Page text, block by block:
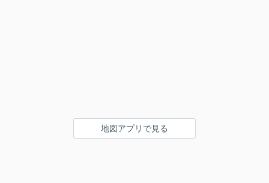
地図アプリで見る